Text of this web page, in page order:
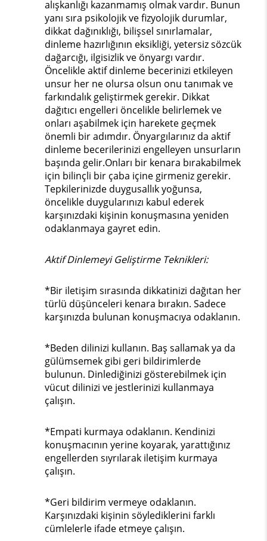
alışkanlığı kazanmamış olmak vardır. Bunun
yanı sıra psikolojik ve fizyolojik durumlar,
dikkat dağınıklığı, bilişsel sınırlamalar,
dinleme hazırlığının eksikliği, yetersiz sözcük
dağarcığı, ilgisizlik ve önyargı vardır.
Öncelikle aktif dinleme becerinizi etkileyen
unsur her ne olursa olsun onu tanımak ve
farkındalık geliştirmek gerekir. Dikkat
dağıtıcı engelleri öncelikle belirlemek ve
onları aşabilmek için harekete geçmek
önemli bir adımdır. Önyargılarınız da aktif
dinleme becerilerinizi engelleyen unsurların
başında gelir.Onları bir kenara bırakabilmek
için bilinçli bir çaba içine girmeniz gerekir.
Tepkilerinizde duygusallık yoğunsa,
öncelikle duygularınızı kabul ederek
karşınızdaki kişinin konuşmasına yeniden
odaklanmaya gayret edin.
Aktif Dinlemeyi Geliştirme Teknikleri:
*Bir iletişim sırasında dikkatinizi dağıtan her
türlü düşünceleri kenara bırakın. Sadece
karşınızda bulunan konuşmacıya odaklanın.
*Beden dilinizi kullanın. Baş sallamak ya da
gülümsemek gibi geri bildirimlerde
bulunun. Dinlediğinizi gösterebilmek için
vücut dilinizi ve jestlerinizi kullanmaya
çalışın.
*Empati kurmaya odaklanın. Kendinizi
konuşmacının yerine koyarak, yarattığınız
engellerden sıyrılarak iletişim kurmaya
çalışın.
*Geri bildirim vermeye odaklanın.
Karşınızdaki kişinin söylediklerini farklı
cümlelerle ifade etmeye çalışın.